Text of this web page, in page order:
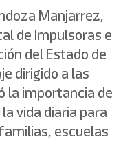
Manjarrez,
de Impulsoras e
del Estado de
dirigido a las
la importancia de
vida diaria para
escuelas